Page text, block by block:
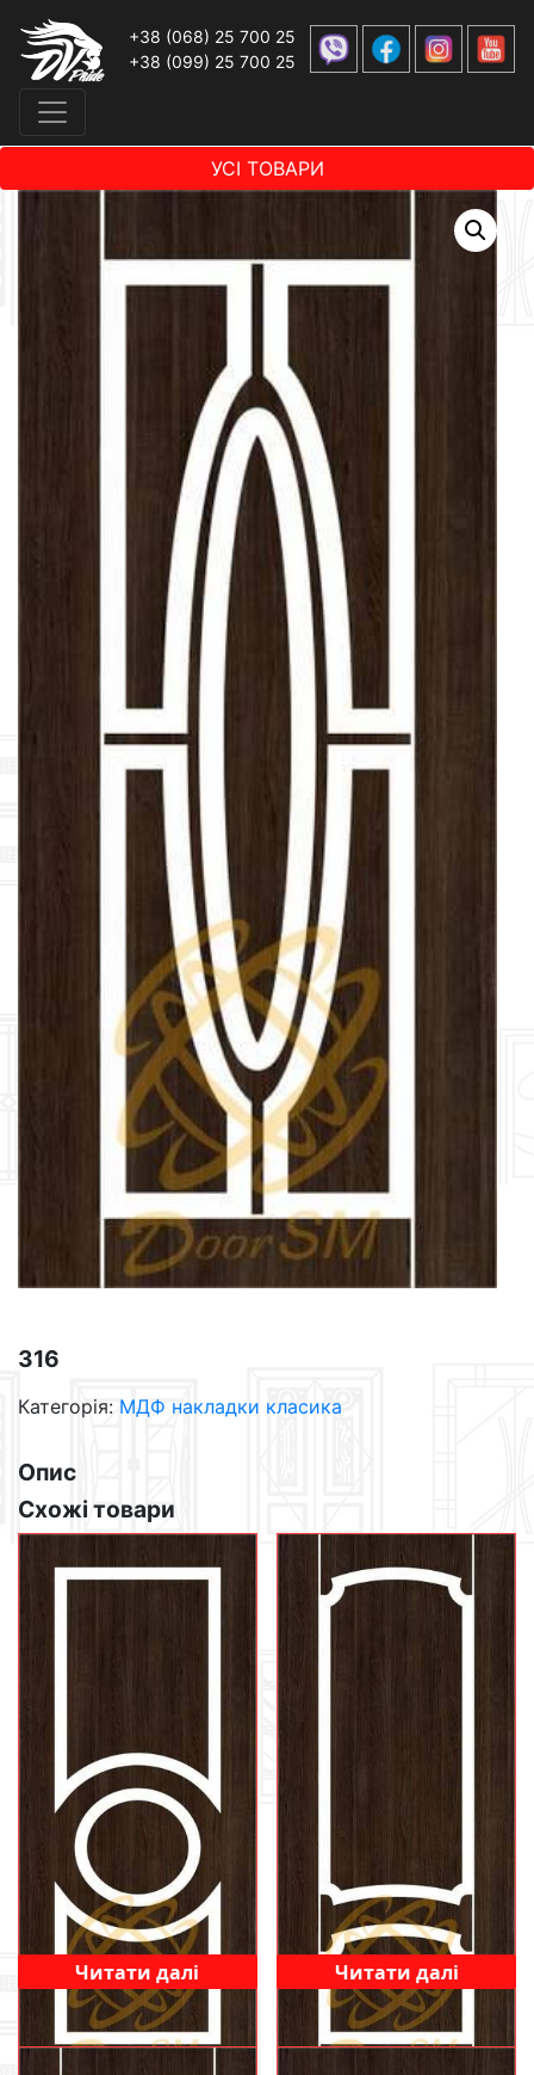
+38 (068) 25 700 25
+38 (099) 25 700 25
УСІ ТОВАРИ
316
Категорія: МДФ накладки класика
Опис
Схожі товари
Читати далі Читати далі